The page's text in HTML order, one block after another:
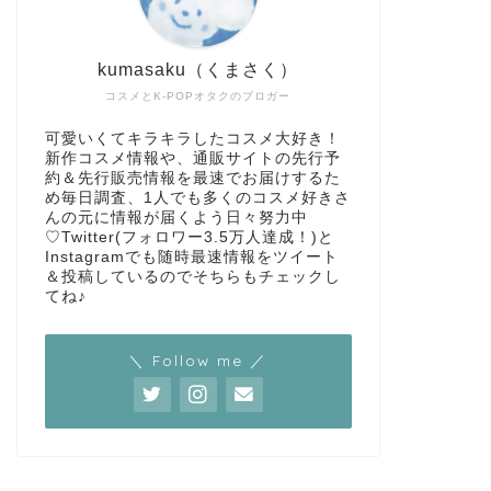
コスメとK-POPオタクのブロガー
kumasaku（くまさく）
可愛いくてキラキラしたコスメ大好き！
新作コスメ情報や、通販サイトの先行予
約＆先行販売情報を最速でお届けするた
め毎日調査、1人でも多くのコスメ好きさ
んの元に情報が届くよう日々努力中
♡Twitter(フォロワー3.5万人達成！)と
Instagramでも随時最速情報をツイート
＆投稿しているのでそちらもチェックし
てね♪
＼ Follow me ／